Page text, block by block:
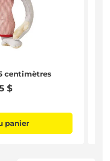
centimètres
$
panier